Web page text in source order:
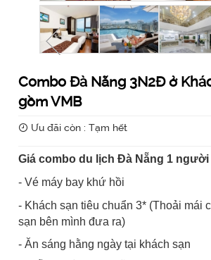
Combo Đà Nẵng 3N2Đ ở
gồm VMB
Ưu đãi còn : Tạm hết
Giá combo du lịch Đà Nẵng 1 người
- Vé máy bay khứ hồi
- Khách sạn tiêu chuẩn 3* (Thoải mái
sạn bên mình đưa ra)
- Ăn sáng hằng ngày tại khách sạn